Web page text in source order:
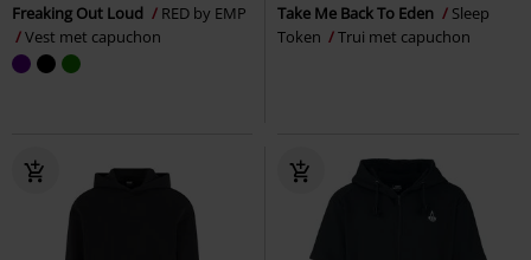
Freaking Out Loud
RED by EMP
Vest met capuchon
Take Me Back To Eden
Sleep
Token
Trui met capuchon